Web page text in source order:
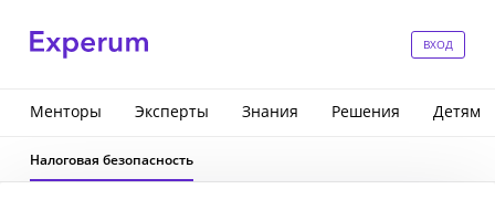
ВХОД
Менторы Эксперты Знания Решения Детям
Налоговая безопасность